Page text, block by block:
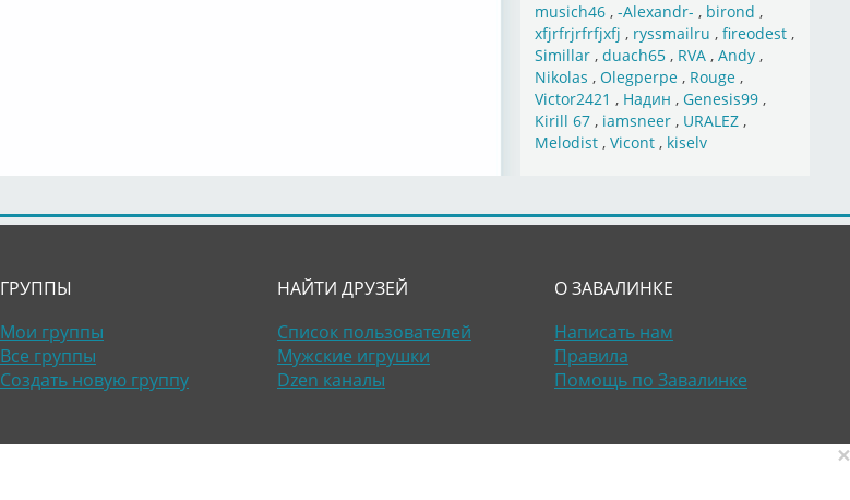
musich46, -Alexandr- , birond ,
xfjrfrjrfrfjxfj , ryssmailru , fireodest,
Simillar, duach65, RVA, Andy,
Nikolas , Olegperpe, Rouge,
Victor2421 , Надин , Genesis99,
Kirill 67, iamsneer, URALEZ,
Melodist, Vicont, kiselv
ГРУППЫ
Мои группы
Все группы
Создать новую группу
НАЙТИ ДРУЗЕЙ
Список пользователей
Мужские игрушки
Dzen каналы
О ЗАВАЛИНКЕ
Написать нам
Правила
Помощь по Завалинке
×